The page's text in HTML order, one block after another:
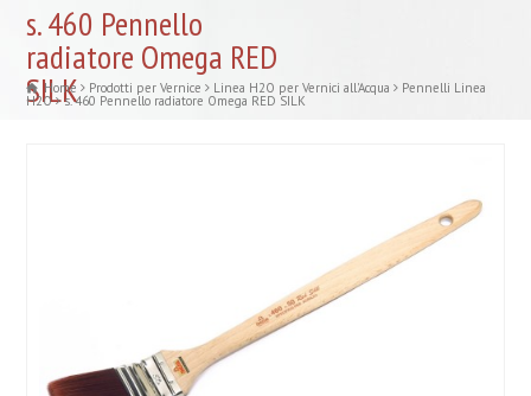
s. 460 Pennello
radiatore Omega RED
SILK
Home Prodotti per Vernice Linea H2O per Vernici all'Acqua Pennelli Linea
H2O s. 460 Pennello radiatore Omega RED SILK